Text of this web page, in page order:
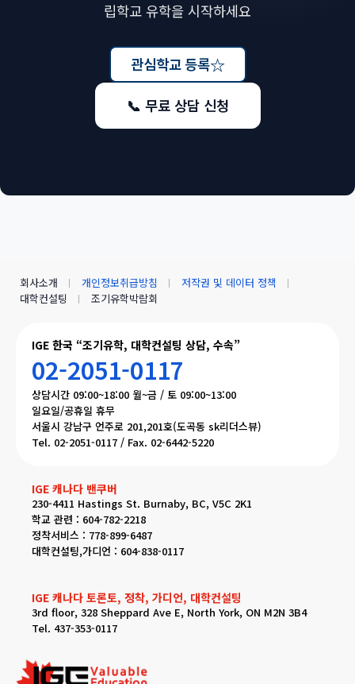
립학교 유학을 시작하세요
관심학교 등록☆
📞 무료 상담 신청
IGE 한국 “조기유학, 대학컨설팅 상담, 수속”
02-2051-0117
상담시간 09:00~18:00 월~금 / 토 09:00~13:00
일요일/공휴일 휴무
서울시 강남구 언주로 201,201호(도곡동 sk리더스뷰)
Tel. 02-2051-0117 / Fax. 02-6442-5220
IGE 캐나다 밴쿠버
230-4411 Hastings St. Burnaby, BC, V5C 2K1
학교 관련 : 604-782-2218
정착서비스 : 778-899-6487
대학컨설팅,가디언 : 604-838-0117
IGE 캐나다 토론토, 정착, 가디언, 대학컨설팅
3rd floor, 328 Sheppard Ave E, North York, ON M2N 3B4
Tel. 437-353-0117
회사소개 개인정보취급방침
저작권 및 데이터 정책
대학컨설팅
조기유학박람회